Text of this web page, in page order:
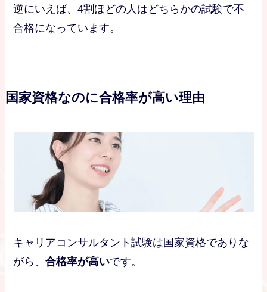
逆にいえば、4割ほどの人はどちらかの試験で不
合格になっています。
国家資格なのに合格率が高い理由
キャリアコンサルタント試験は国家資格でありな
がら、合格率が高いです。